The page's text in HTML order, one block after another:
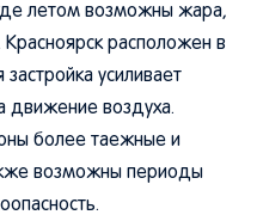
летом возможны жара,
расположен в
усиливает
движение воздуха.
более таежные и
возможны периоды